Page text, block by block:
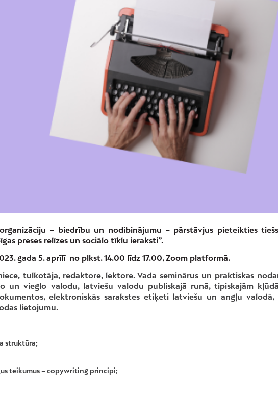
– biedrību un nodibinājumu – pārstāvjus pieteikties
preses relīzes un sociālo tīklu ieraksti”.
gada 5. aprīlī no plkst. 14.00 līdz 17.00, Zoom platformā.
tulkotāja, redaktore, lektore. Vada seminārus un praktiskas
un vieglo valodu, latviešu valodu publiskajā runā, tipiskajām
elektroniskās sarakstes etiķeti latviešu un angļu valodā,
lietojumu.
struktūra;
teikumus – copywriting principi;